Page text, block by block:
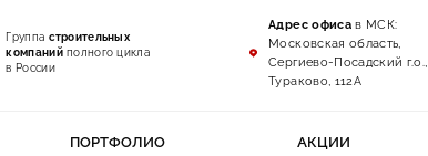
Группа строительных
компанийполного цикла
в России
Адрес офисав МСК:
Московская область,
Сергиево-Посадский г.о.,
Тураково, 112А
ПОРТФОЛИО АКЦИИ